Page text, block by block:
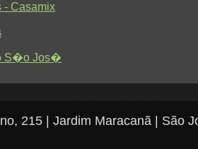
- Casamix
S�o Jos�
215 | Jardim Maracanã | São